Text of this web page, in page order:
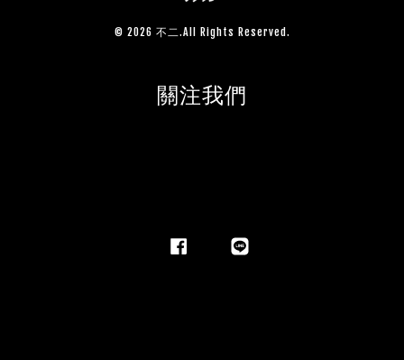
© 2026 不二.All Rights Reserved.
關注我們